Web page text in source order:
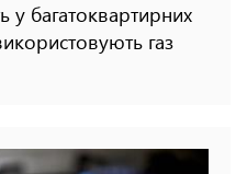
у багатоквартирних
газ